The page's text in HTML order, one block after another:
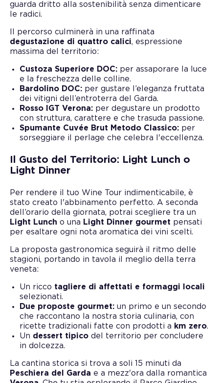
guarda dritto alla sostenibilità senza dimenticare
le radici.
Il percorso culminerà in una raffinata
degustazione di quattro calici, espressione
massima del territorio:
Custoza Superiore DOC: per assaporare la luce
e la freschezza delle colline.
Bardolino DOC: per gustare l’eleganza fruttata
dei vitigni dell’entroterra del Garda.
Rosso IGT Verona: per degustare un prodotto
con struttura, carattere e che trasuda passione.
Spumante Cuvée Brut Metodo Classico: per
sorseggiare il perlage che celebra l'eccellenza.
Il Gusto del Territorio: Light Lunch o
Light Dinner
Per rendere il tuo Wine Tour indimenticabile, è
stato creato l'abbinamento perfetto. A seconda
dell’orario della giornata, potrai scegliere tra un
Light Lunch o una Light Dinner gourmet pensati
per esaltare ogni nota aromatica dei vini scelti.
La proposta gastronomica seguirà il ritmo delle
stagioni, portando in tavola il meglio della terra
veneta:
Un ricco tagliere di affettati e formaggi locali
selezionati.
Due proposte gourmet: un primo e un secondo
che raccontano la nostra storia culinaria, con
ricette tradizionali fatte con prodotti a km zero.
Un dessert tipico del territorio per concludere
in dolcezza.
La cantina storica si trova a soli 15 minuti da
Peschiera del Garda e a mezz'ora dalla romantica